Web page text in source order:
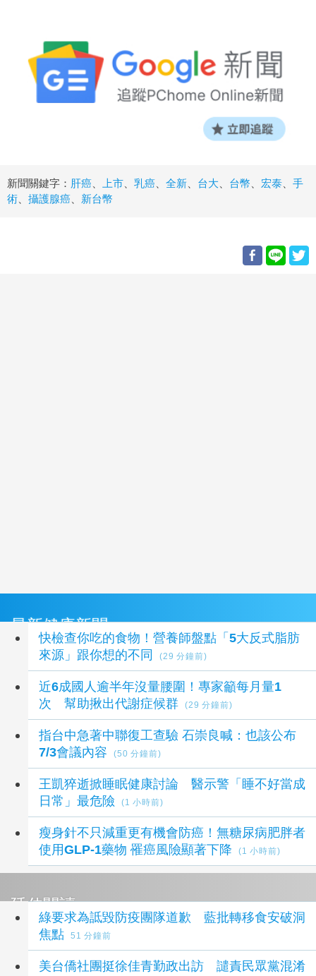
新聞關鍵字： 肝癌 上市 乳癌 全新 台大 台幣 宏泰
手
術
攝護腺癌 新台幣
最新健康新聞
快檢查你吃的食物！營養師盤點「5大反式脂肪
來源」跟你想的不同
(29 分鐘前)
近6成國人逾半年沒量腰圍！專家籲每月量1
次 幫助揪出代謝症候群
(29 分鐘前)
指台中急著中聯復工查驗 石崇良喊：也該公布
7/3會議內容
(50 分鐘前)
王凱猝逝掀睡眠健康討論 醫示警「睡不好當成
日常」最危險
(1 小時前)
瘦身針不只減重更有機會防癌！無糖尿病肥胖者
使用GLP-1藥物 罹癌風險顯著下降
(1 小時前)
延伸閱讀
綠要求為詆毀防疫團隊道歉 藍批轉移食安破洞
焦點
51 分鐘前
美台僑社團挺徐佳青勤政出訪 譴責民眾黨混淆